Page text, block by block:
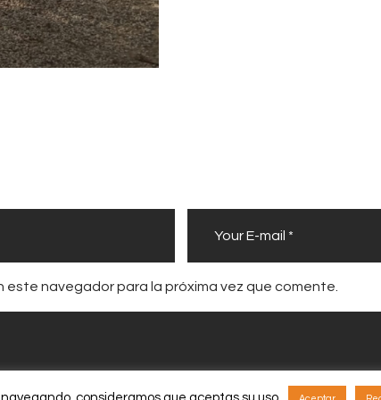
este navegador para la próxima vez que comente.